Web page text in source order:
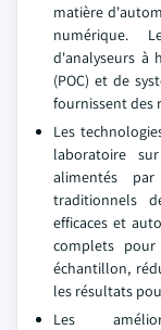
matière
numérique.
d'analyseurs à
(POC) et de
fournissent des
Les
laboratoire
alimentés
traditionnels
efficaces et
complets
échantillon,
les résultats
Les